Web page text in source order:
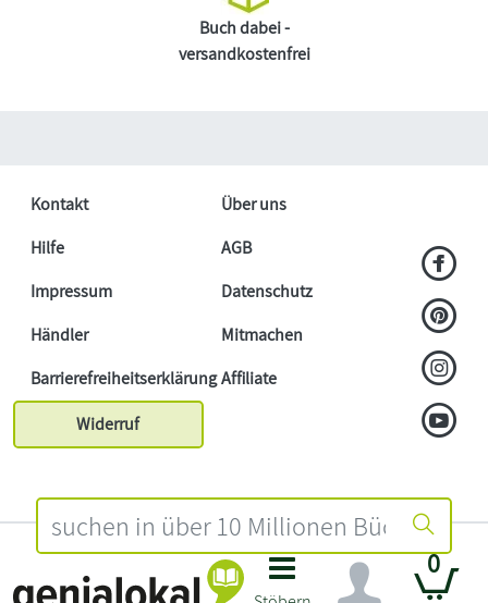
0
Buch dabei -
versandkostenfrei
Kontakt
Über uns
Hilfe
AGB
Impressum
Datenschutz
Händler
Mitmachen
BarrierefreiheitserklärungAffiliate
Widerruf